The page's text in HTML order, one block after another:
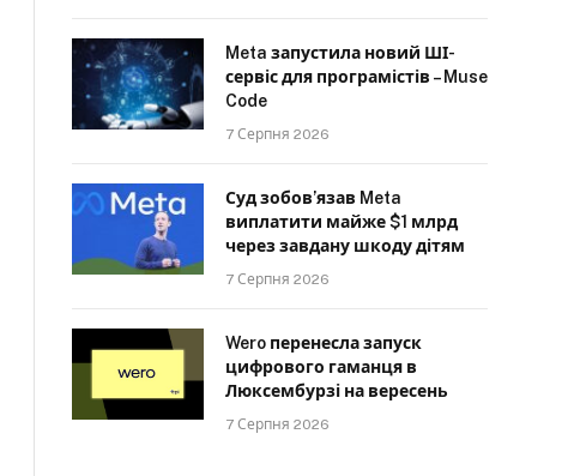
Meta запустила новий ШІ-
сервіс для програмістів – Muse
Code
7 Серпня 2026
Суд зобов’язав Meta
виплатити майже $1 млрд
через завдану шкоду дітям
7 Серпня 2026
Wero перенесла запуск
цифрового гаманця в
Люксембурзі на вересень
7 Серпня 2026